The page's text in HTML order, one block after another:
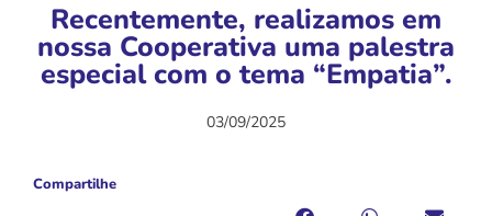
Recentemente, realizamos em
nossa Cooperativa uma palestra
especial com o tema “Empatia”.
03/09/2025
Compartilhe